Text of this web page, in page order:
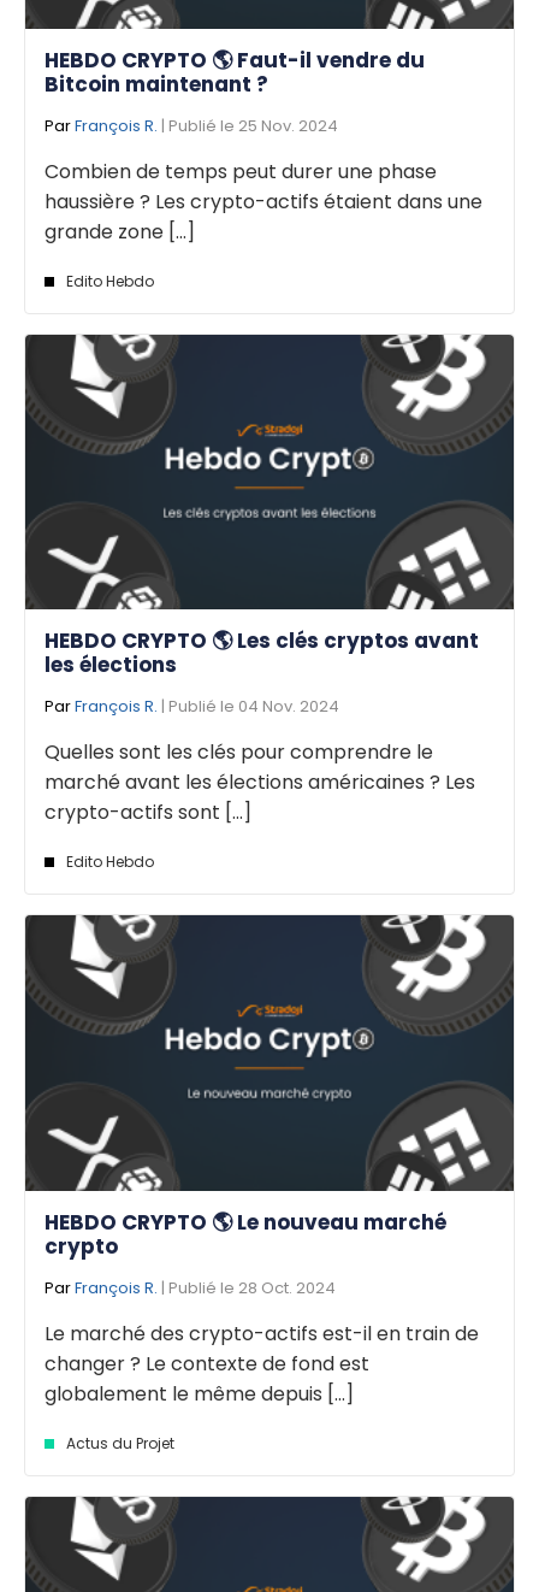
HEBDO CRYPTO 🌎 Faut-il vendre du
Bitcoin maintenant ?
ParFrançois R. | Publié le 25 Nov. 2024
Combien de temps peut durer une phase
haussière ? Les crypto-actifs étaient dans une
grande zone [...]
Edito Hebdo
HEBDO CRYPTO 🌎 Les clés cryptos avant
les élections
ParFrançois R. | Publié le 04 Nov. 2024
Quelles sont les clés pour comprendre le
marché avant les élections américaines ? Les
crypto-actifs sont [...]
Edito Hebdo
HEBDO CRYPTO 🌎 Le nouveau marché
crypto
ParFrançois R. | Publié le 28 Oct. 2024
Le marché des crypto-actifs est-il en train de
changer ? Le contexte de fond est
globalement le même depuis [...]
Actus du Projet